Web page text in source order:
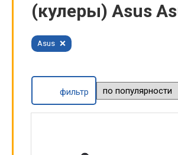
(кулеры) Asus
Asus
фильтр